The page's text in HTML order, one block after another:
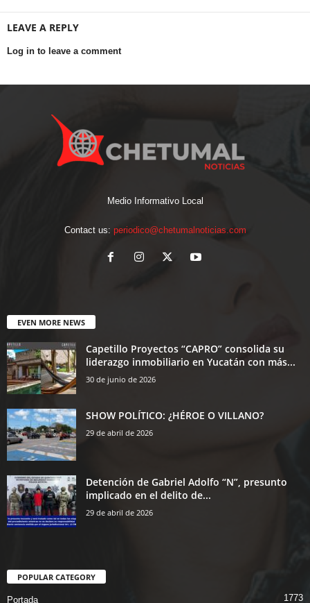
LEAVE A REPLY
Log in to leave a comment
Medio Informativo Local
Contact us: periodico@chetumalnoticias.com
EVEN MORE NEWS
Capetillo Proyectos “CAPRO” consolida su
liderazgo inmobiliario en Yucatán con más...
30 de junio de 2026
SHOW POLÍTICO: ¿HÉROE O VILLANO?
29 de abril de 2026
Detención de Gabriel Adolfo “N”, presunto
implicado en el delito de...
29 de abril de 2026
POPULAR CATEGORY
Portada 1773